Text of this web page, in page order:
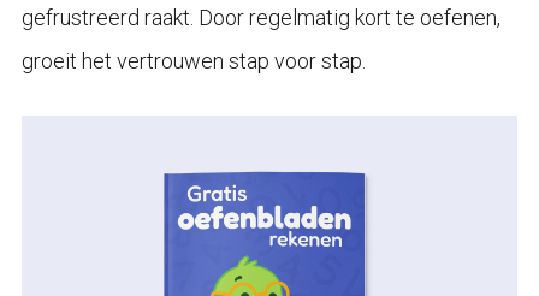
gefrustreerd raakt. Door regelmatig kort te oefenen,
groeit het vertrouwen stap voor stap.